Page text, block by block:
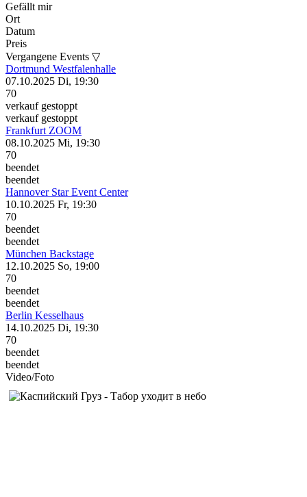
Gefällt mir
Ort
Datum
Preis
Vergangene Events ▽
Dortmund Westfalenhalle
07.10.2025 Di, 19:30
70
verkauf gestoppt
verkauf gestoppt
Frankfurt ZOOM
08.10.2025 Mi, 19:30
70
beendet
beendet
Hannover Star Event Center
10.10.2025 Fr, 19:30
70
beendet
beendet
München Backstage
12.10.2025 So, 19:00
70
beendet
beendet
Berlin Kesselhaus
14.10.2025 Di, 19:30
70
beendet
beendet
Video/Foto